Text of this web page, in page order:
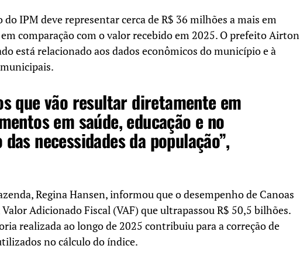
do IPM deve representar cerca de R$ 36 milhões a mais em
comparação com o valor recebido em 2025. O prefeito Airton
está relacionado aos dados econômicos do município e à
que vão resultar diretamente em
em saúde, educação e no
necessidades da população”,
Regina Hansen, informou que o desempenho de Canoas
Adicionado Fiscal (VAF) que ultrapassou R$ 50,5 bilhões.
realizada ao longo de 2025 contribuiu para a correção de
no cálculo do índice.